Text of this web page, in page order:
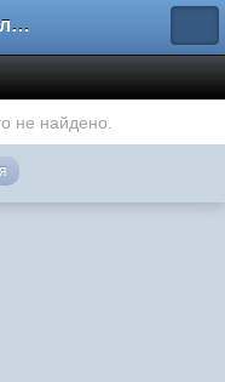
Форум владельцев интернет-магазинов
не найдено.